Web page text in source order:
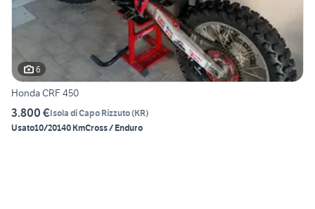
6
Honda CRF 450
3.800 €Isola di Capo Rizzuto(KR)
Usato10/20140 KmCross / Enduro